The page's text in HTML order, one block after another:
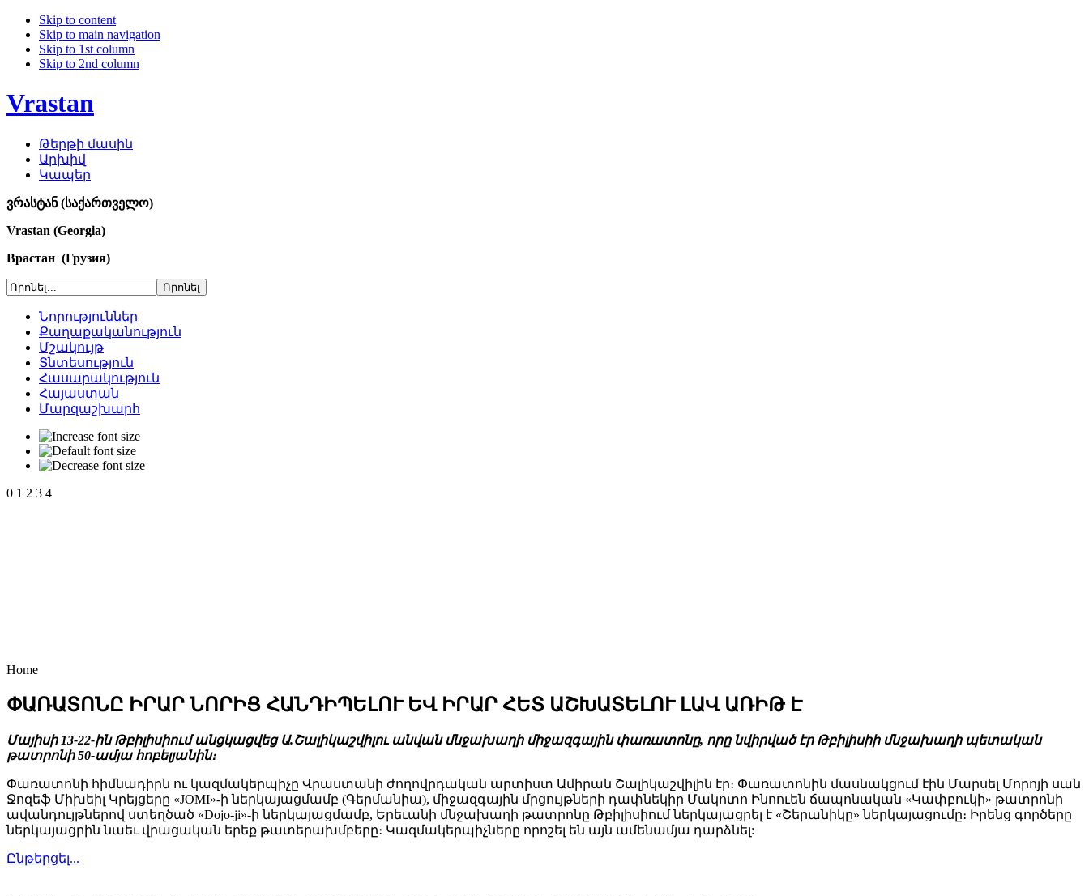
Skip to content
Skip to main navigation
Skip to 1st column
Skip to 2nd column
Vrastan
Թերթի մասին
Արխիվ
Կապեր
ვრასტან (საქართველო)
Vrastan (Georgia)
Врастан (Грузия)
Նորություններ
Քաղաքականություն
Մշակույթ
Տնտեսություն
Հասարակություն
Հայաստան
Մարզաշխարհ
0 1 2 3 4
Home
ՓԱՌԱՏՈՆԸ ԻՐԱՐ ՆՈՐԻՑ ՀԱՆԴԻՊԵԼՈՒ ԵՎ ԻՐԱՐ ՀԵՏ ԱՇԽԱՏԵԼՈՒ ԼԱՎ ԱՌԻԹ Է
Մայիսի 13-22-ին Թբիլիսիում անցկացվեց Ա.Շալիկաշվիլու անվան մնջախաղի միջազգային փառատոնը, որը նվիրված էր Թբիլիսիի մնջախաղի պետական
թատրոնի 50-ամյա հոբելյանին։
Փառատոնի հիմնադիրն ու կազմակերպիչը Վրաստանի ժողովրդական արտիստ Ամիրան Շալիկաշվիլին էր։ Փառատոնին մասնակցում էին Մարսել Մորոյի սան
Ջոզեֆ Միխեիլ Կրեյցերը «JOMI»-ի ներկայացմամբ (Գերմանիա), միջազգային մրցույթների դափնեկիր Մակոտո Ինոուեն ճապոնական «Կափբուկի» թատրոնի
ավանդույթներով ստեղծած «Dojo-ji»-ի ներկայացմամբ, Երեւանի մնջախաղի թատրոնը Թբիլիսիում ներկայացրել է «Շերանիկը» ներկայացումը։ Իրենց գործերը
ներկայացրին նաեւ վրացական երեք թատերախմբերը։ Կազմակերպիչները որոշել են այն ամենամյա դարձնել:
Ընթերցել...